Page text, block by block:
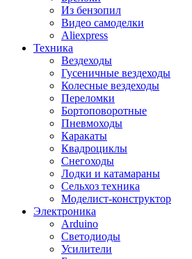
Из бензопил
Видео самоделки
Aliexpress
Техника
Вездеходы
Гусеничные вездеходы
Колесные вездеходы
Переломки
Бортоповоротные
Пневмоходы
Каракаты
Квадроциклы
Снегоходы
Лодки и катамараны
Сельхоз техника
Моделист-конструктор
Электроника
Arduino
Светодиоды
Усилители